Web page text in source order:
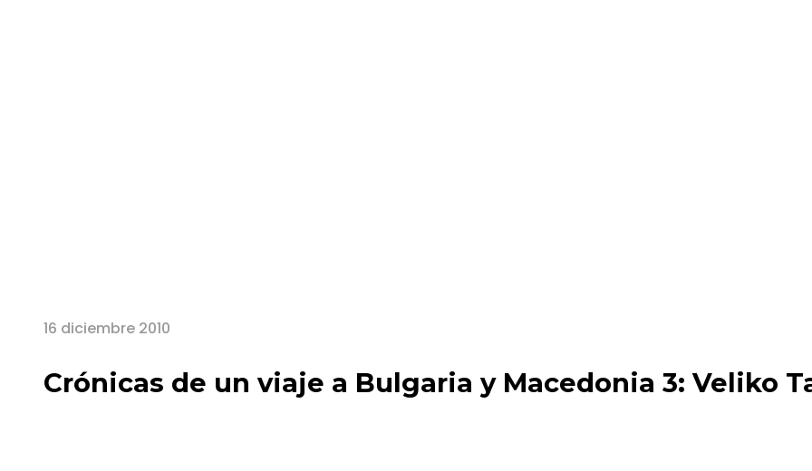
16 diciembre 2010
Crónicas de un viaje a Bulgaria y Macedonia 3: Veliko